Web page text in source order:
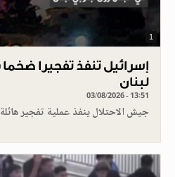
1
إسرائيل تنفذ تفجيرا
لبنان
03/08/2026 - 13:51
جيش الاحتلال ينفذ عملية تفجير